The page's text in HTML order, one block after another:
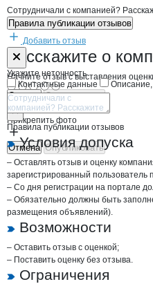
Сотрудничали с компанией?
Правила публикации отзывов
Добавить отзыв
Расскажите о
Начните отзыв с выставления
Прикрепить фото
Отмена Опубликовать
Форма обратной
Укажите неточность
Контактные данные
Отмена Опубликовать
Правила публикации отзывов
Условия допуска
– Оставлять отзыв и оценку
зарегистрированный пользователь
– Со дня регистрации на портале
– Обязательно должны быть
размещения объявлений).
Возможности
– Оставить отзыв с оценкой;
– Поставить оценку без отзыва.
Ограничения